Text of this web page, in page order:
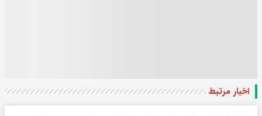
اخبار مرتبط